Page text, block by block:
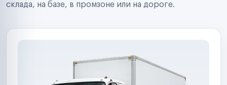
Страховые компании
склада, на базе, в промзоне или на дороге.